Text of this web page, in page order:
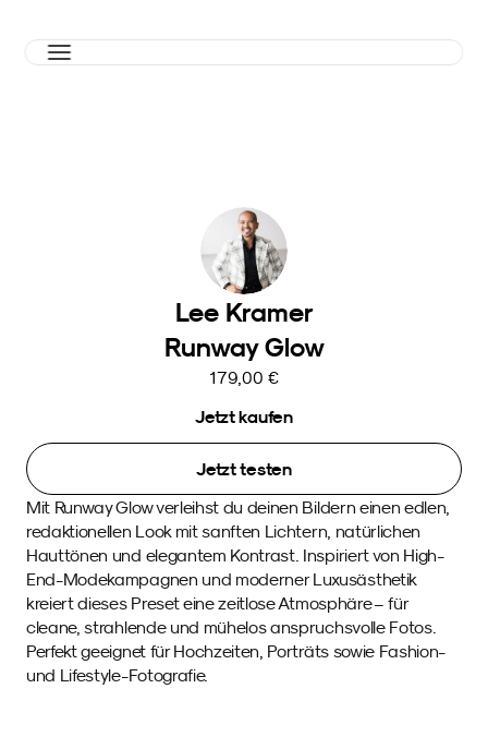
Lee Kramer
Runway Glow
179,00 €
Jetzt kaufen
Jetzt testen
Mit Runway Glow verleihst du deinen Bildern einen edlen,
redaktionellen Look mit sanften Lichtern, natürlichen
Hauttönen und elegantem Kontrast. Inspiriert von High-
End-Modekampagnen und moderner Luxusästhetik
kreiert dieses Preset eine zeitlose Atmosphäre – für
cleane, strahlende und mühelos anspruchsvolle Fotos.
Perfekt geeignet für Hochzeiten, Porträts sowie Fashion-
und Lifestyle-Fotografie.